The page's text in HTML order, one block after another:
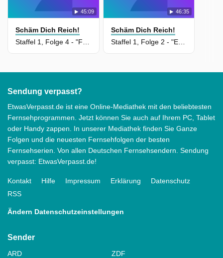
45:09
Schäm Dich Reich!
46:35
Schäm Dich Reich!
Staffel 1, Folge 2 - "Ex das Bier - ohne Hände!" Date eskaliert komplett!
Sendung verpasst?
EtwasVerpasst.de ist eine Online-Mediathek mit den beliebtesten
Fernsehprogrammen. Jetzt können Sie auch auf Ihrem PC, Tablet
oder Handy zappen. In unserer Mediathek finden Sie Ganze
Folgen und die neuesten Fernsehfolgen der besten
Fernsehserien. Von allen Deutschen Fernsehsendern. Sendung
verpasst: EtwasVerpasst.de!
Kontakt Hilfe Impressum Erklärung
Datenschutz
RSS
Ändern Datenschutzeinstellungen
Sender
ARD
ZDF